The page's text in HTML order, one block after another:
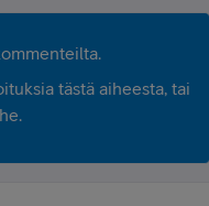
tästä aiheesta, tai